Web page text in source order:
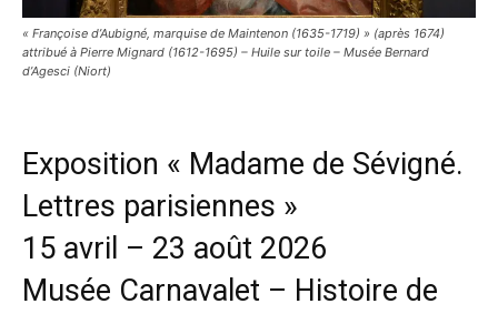
« Françoise d’Aubigné, marquise de Maintenon (1635-1719) » (après 1674)
attribué à Pierre Mignard (1612-1695) – Huile sur toile – Musée Bernard
d’Agesci (Niort)
Exposition « Madame de Sévigné.
Lettres parisiennes »
15 avril – 23 août 2026
Musée Carnavalet – Histoire de